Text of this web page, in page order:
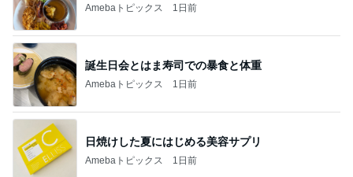
Amebaトピックス 1日前
誕生日会とはま寿司での暴食と体重
Amebaトピックス 1日前
日焼けした夏にはじめる美容サプリ
Amebaトピックス 1日前